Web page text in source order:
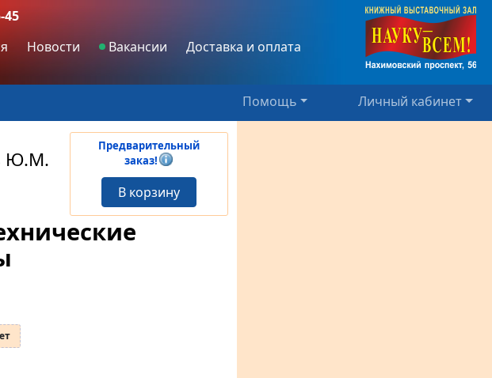
45
Новости Вакансии
Доставка и оплата
Помощь Личный кабинет
Предварительный
заказ!
В корзину
Ю.М.